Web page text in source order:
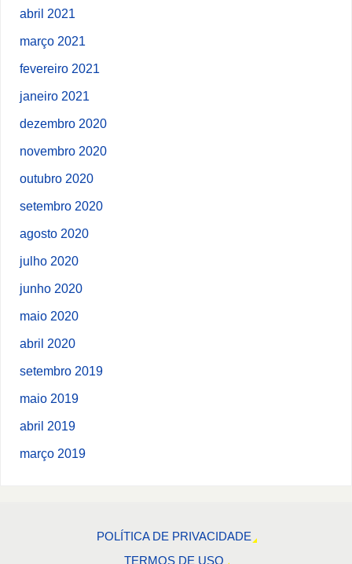
abril 2021
março 2021
fevereiro 2021
janeiro 2021
dezembro 2020
novembro 2020
outubro 2020
setembro 2020
agosto 2020
julho 2020
junho 2020
maio 2020
abril 2020
setembro 2019
maio 2019
abril 2019
março 2019
POLÍTICA DE PRIVACIDADE
TERMOS DE USO